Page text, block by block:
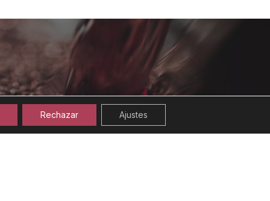
Rechazar Ajustes